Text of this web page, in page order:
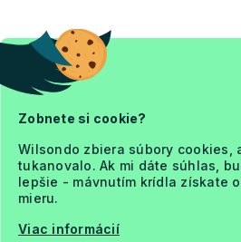
Zobnete si cookie?
Wilsondo zbiera súbory cookies,
tukanovalo. Ak mi dáte súhlas,
lepšie - mávnutím krídla získate
mieru.
Viac informácií